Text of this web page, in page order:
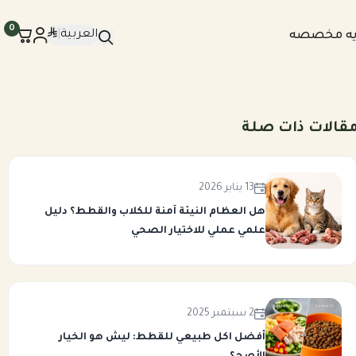
مخصصه العربية 0
ذات صلة
13 يناير 2026
هل العظام النيئة آمنة للكلاب والقطط؟ دليل
علمي عملي للاختيار الصحي
2 سبتمبر 2025
أفضل اكل طبيعي للقطط: ليش هو الخيار